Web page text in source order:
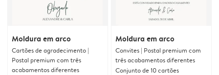
Moldura em arco
Cartões de agradecimento |
Postal premium com três
acabamentos diferentes
Moldura em arco
Convites | Postal premium com
três acabamentos diferentes
Conjunto de 10 cartões